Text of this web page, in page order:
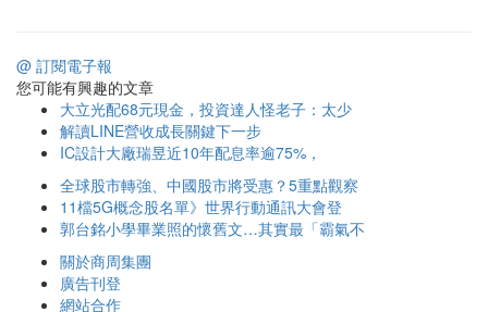
@ 訂閱電子報
您可能有興趣的文章
大立光配68元現金，投資達人怪老子：太少
解讀LINE營收成長關鍵下一步
IC設計大廠瑞昱近10年配息率逾75%，
全球股市轉強、中國股市將受惠？5重點觀察
11檔5G概念股名單》世界行動通訊大會登
郭台銘小學畢業照的懷舊文…其實最「霸氣不
關於商周集團
廣告刊登
網站合作